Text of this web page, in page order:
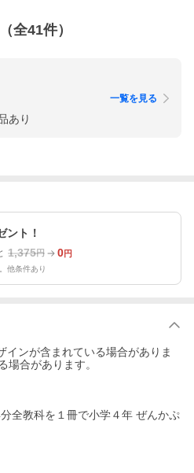
全41件）
あり
一覧を見る
ント！
1,375円 0円
他条件あり
ンが含まれている場合がありま
場合があります。
全教科を１冊で小学４年 ぜんかぷ